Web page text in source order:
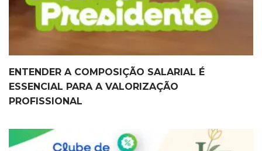
ENTENDER A COMPOSIÇÃO SALARIAL É
ESSENCIAL PARA A VALORIZAÇÃO
PROFISSIONAL